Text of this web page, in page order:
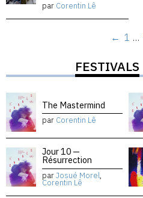
par Corentin Lê
← 1 …
FESTIVALS
The Mastermind
par Corentin Lê
Jour 10 —
Résurrection
parJosué Morel,
Corentin Lê